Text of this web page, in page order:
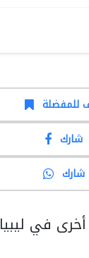
للمفضلة
شارك
شارك
في ليبيا